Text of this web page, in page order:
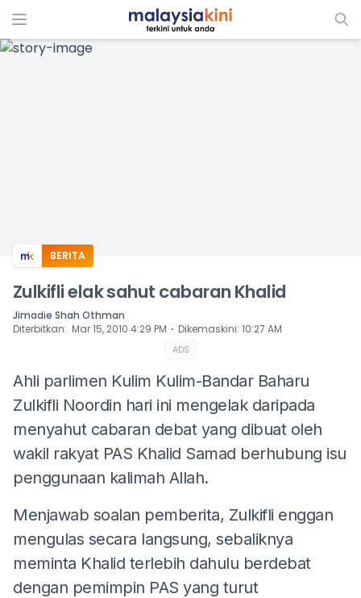
ADS
BERITA
Zulkifli elak sahut cabaran Khalid
Jimadie Shah Othman
Diterbitkan: Mar 15, 2010 4:29 PM ⋅ Dikemaskini: 10:27 AM
ADS
Ahli parlimen Kulim Kulim-Bandar Baharu
Zulkifli Noordin hari ini mengelak daripada
menyahut cabaran debat yang dibuat oleh
wakil rakyat PAS Khalid Samad berhubung isu
penggunaan kalimah Allah.
Menjawab soalan pemberita, Zulkifli enggan
mengulas secara langsung, sebaliknya
meminta Khalid terlebih dahulu berdebat
dengan pemimpin PAS yang turut